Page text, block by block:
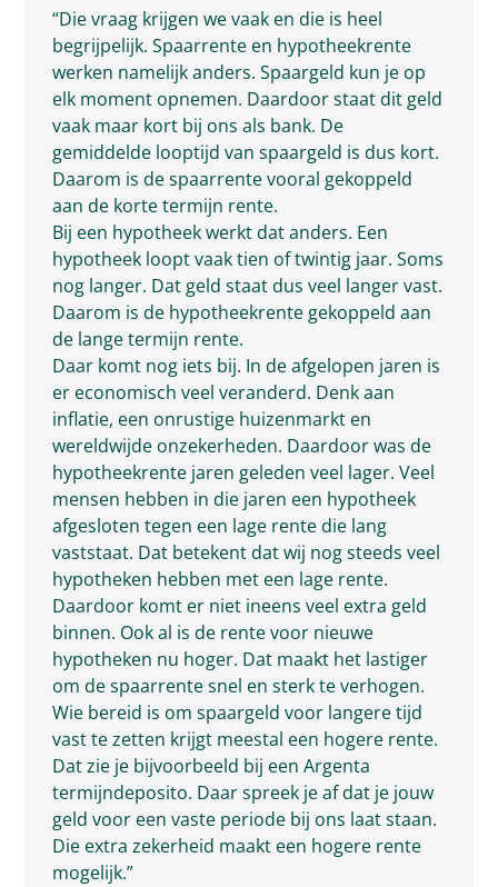
“Die vraag krijgen we vaak en die is heel
begrijpelijk. Spaarrente en hypotheekrente
werken namelijk anders. Spaargeld kun je op
elk moment opnemen. Daardoor staat dit geld
vaak maar kort bij ons als bank. De
gemiddelde looptijd van spaargeld is dus kort.
Daarom is de spaarrente vooral gekoppeld
aan de korte termijn rente.
Bij een hypotheek werkt dat anders. Een
hypotheek loopt vaak tien of twintig jaar. Soms
nog langer. Dat geld staat dus veel langer vast.
Daarom is de hypotheekrente gekoppeld aan
de lange termijn rente.
Daar komt nog iets bij. In de afgelopen jaren is
er economisch veel veranderd. Denk aan
inflatie, een onrustige huizenmarkt en
wereldwijde onzekerheden. Daardoor was de
hypotheekrente jaren geleden veel lager. Veel
mensen hebben in die jaren een hypotheek
afgesloten tegen een lage rente die lang
vaststaat. Dat betekent dat wij nog steeds veel
hypotheken hebben met een lage rente.
Daardoor komt er niet ineens veel extra geld
binnen. Ook al is de rente voor nieuwe
hypotheken nu hoger. Dat maakt het lastiger
om de spaarrente snel en sterk te verhogen.
Wie bereid is om spaargeld voor langere tijd
vast te zetten krijgt meestal een hogere rente.
Dat zie je bijvoorbeeld bij een Argenta
termijndeposito. Daar spreek je af dat je jouw
geld voor een vaste periode bij ons laat staan.
Die extra zekerheid maakt een hogere rente
mogelijk.”